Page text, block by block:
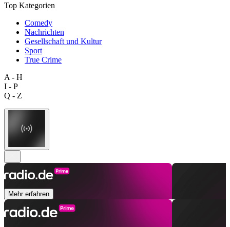
Top Kategorien
Comedy
Nachrichten
Gesellschaft und Kultur
Sport
True Crime
A - H
I - P
Q - Z
Mehr erfahren